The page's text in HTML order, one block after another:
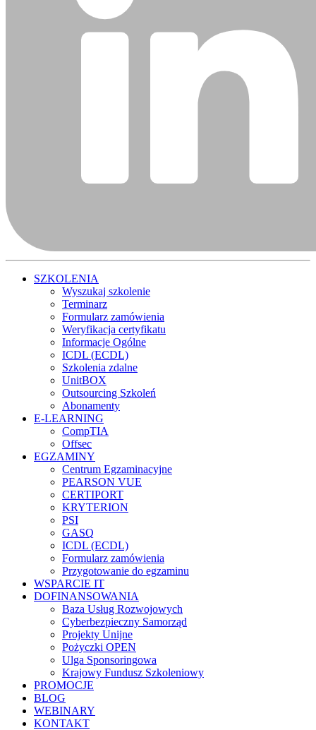
SZKOLENIA
Wyszukaj szkolenie
Terminarz
Formularz zamówienia
Weryfikacja certyfikatu
Informacje Ogólne
ICDL (ECDL)
Szkolenia zdalne
UnitBOX
Outsourcing Szkoleń
Abonamenty
E-LEARNING
CompTIA
Offsec
EGZAMINY
Centrum Egzaminacyjne
PEARSON VUE
CERTIPORT
KRYTERION
PSI
GASQ
ICDL (ECDL)
Formularz zamówienia
Przygotowanie do egzaminu
WSPARCIE IT
DOFINANSOWANIA
Baza Usług Rozwojowych
Cyberbezpieczny Samorząd
Projekty Unijne
Pożyczki OPEN
Ulga Sponsoringowa
Krajowy Fundusz Szkoleniowy
PROMOCJE
BLOG
WEBINARY
KONTAKT